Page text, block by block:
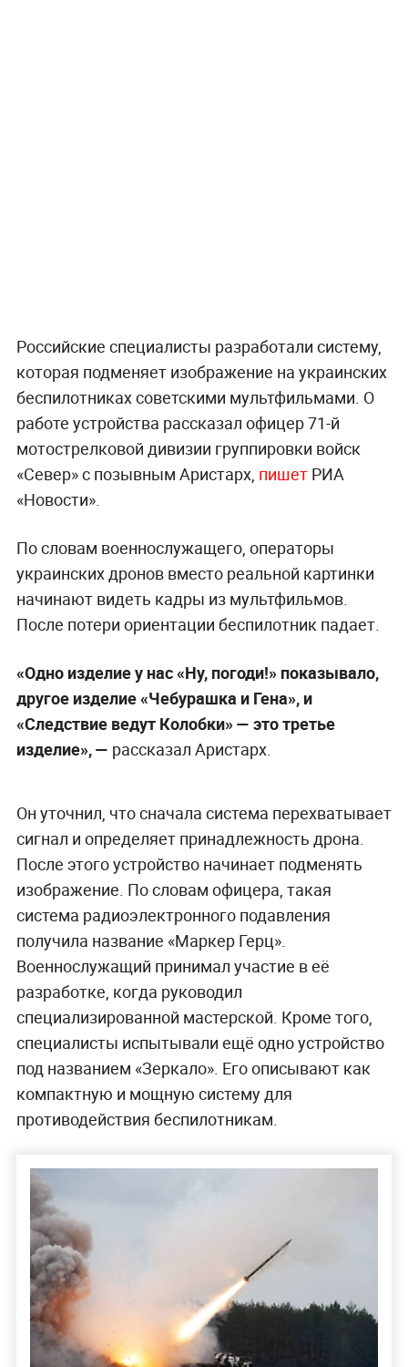
Российские специалисты разработали систему,
которая подменяет изображение на украинских
беспилотниках советскими мультфильмами. О
работе устройства рассказал офицер 71-й
мотострелковой дивизии группировки войск
«Север» с позывным Аристарх, пишет РИА
«Новости».
По словам военнослужащего, операторы
украинских дронов вместо реальной картинки
начинают видеть кадры из мультфильмов.
После потери ориентации беспилотник падает.
«Одно изделие у нас «Ну, погоди!» показывало,
другое изделие «Чебурашка и Гена», и
«Следствие ведут Колобки» — это третье
изделие», — рассказал Аристарх.
Он уточнил, что сначала система перехватывает
сигнал и определяет принадлежность дрона.
После этого устройство начинает подменять
изображение. По словам офицера, такая
система радиоэлектронного подавления
получила название «Маркер Герц».
Военнослужащий принимал участие в её
разработке, когда руководил
специализированной мастерской. Кроме того,
специалисты испытывали ещё одно устройство
под названием «Зеркало». Его описывают как
компактную и мощную систему для
противодействия беспилотникам.